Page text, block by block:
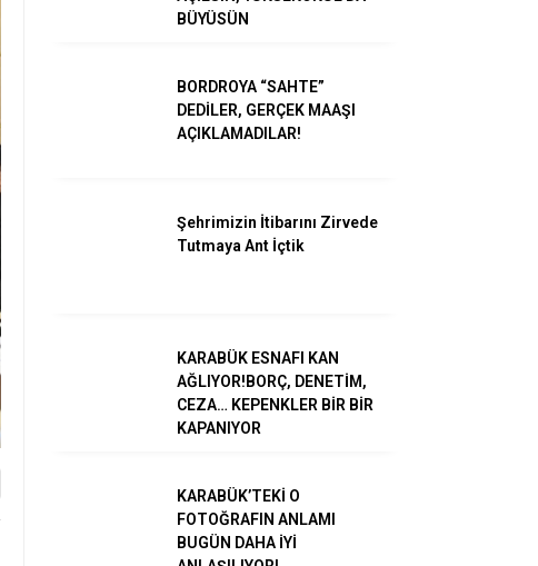
BÜYÜSÜN
BORDROYA “SAHTE”
DEDİLER, GERÇEK MAAŞI
AÇIKLAMADILAR!
Şehrimizin İtibarını Zirvede
Tutmaya Ant İçtik
KARABÜK ESNAFI KAN
AĞLIYOR!BORÇ, DENETİM,
CEZA… KEPENKLER BİR BİR
KAPANIYOR
KARABÜK’TEKİ O
FOTOĞRAFIN ANLAMI
BUGÜN DAHA İYİ